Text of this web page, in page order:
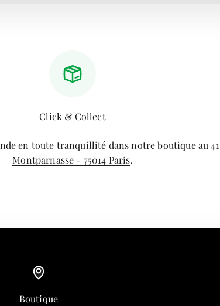
Click & Collect
en toute tranquillité dans notre boutique au
Montparnasse - 75014 Paris.
Boutique